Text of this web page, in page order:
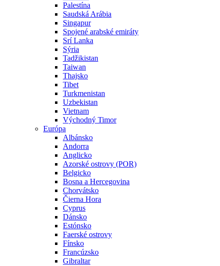
Palestína
Saudská Arábia
Singapur
Spojené arabské emiráty
Srí Lanka
Sýria
Tadžikistan
Taiwan
Thajsko
Tibet
Turkmenistan
Uzbekistan
Vietnam
Východný Timor
Európa
Albánsko
Andorra
Anglicko
Azorské ostrovy (POR)
Belgicko
Bosna a Hercegovina
Chorvátsko
Čierna Hora
Cyprus
Dánsko
Estónsko
Faerské ostrovy
Fínsko
Francúzsko
Gibraltar